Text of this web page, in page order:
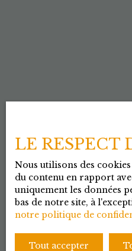
LE RESPECT
Nous utilisons des
du contenu en rapport
uniquement les données
bas de notre site, à
notre politique de
Tout accepter